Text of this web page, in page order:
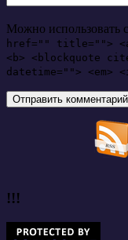
Можно использовать
href="" title="">
<b> <blockquote
datetime=""> <em>
!!!